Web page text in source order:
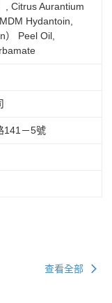
, Citrus Aurantium
Hydantoin,
） Peel Oil,
141－5號
查看全部